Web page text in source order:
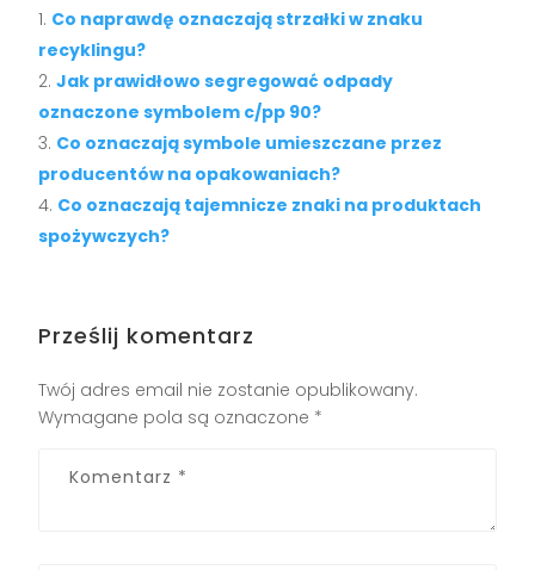
Co naprawdę oznaczają strzałki w znaku
recyklingu?
Jak prawidłowo segregować odpady
oznaczone symbolem c/pp 90?
Co oznaczają symbole umieszczane przez
producentów na opakowaniach?
Co oznaczają tajemnicze znaki na produktach
spożywczych?
Prześlij komentarz
Twój adres email nie zostanie opublikowany.
Wymagane pola są oznaczone *